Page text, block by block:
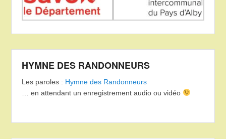
HYMNE DES RANDONNEURS
Les paroles : Hymne des Randonneurs
… en attendant un enregistrement audio ou vidéo